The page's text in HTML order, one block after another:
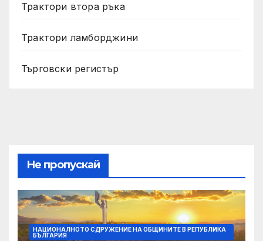
Трактори втора ръка
Трактори ламборджини
Търговски регистър
Не пропускай
НАЦИОНАЛНОТО СДРУЖЕНИЕ НА ОБЩИНИТЕ В РЕПУБЛИКА
БЪЛГАРИЯ